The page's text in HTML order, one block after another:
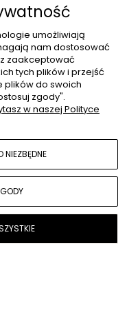
umożliwiają
nam dostosować
zaakceptować
tych plików i przejść
plików do swoich
zgody".
w naszej Polityce
NIEZBĘDNE